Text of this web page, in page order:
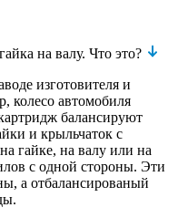
на валу. Что это?
изготовителя и
колесо автомобиля
балансируют
и крыльчаток с
гайке, на валу или на
с одной стороны. Эти
а отбалансированый